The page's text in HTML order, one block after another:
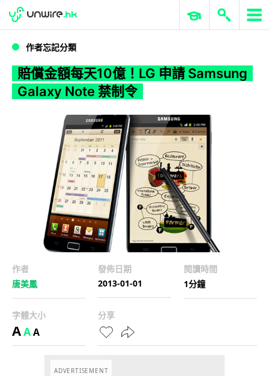
WWDC 2026 ERP 與商業 AI
作者忘記分類
賠償金額每天10億！LG 申請 Samsung
Galaxy Note 禁制令
作者
唐美鳳
發佈日期
2013-01-01
閱讀時間
1分鐘
字體大小
AAA
分享
ADVERTISEMENT